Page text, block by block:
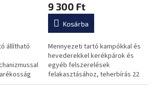
állítható
átlagos
értékelése
0,0
csillag.
9 300 Ft
Kosárba
Mennyezeti tartó kampókkal és
hevederekkel kerékpárok és
egyéb felszerelések
felakasztásához, teherbírás 22
kg-ig, csigás rendszer fékkel.